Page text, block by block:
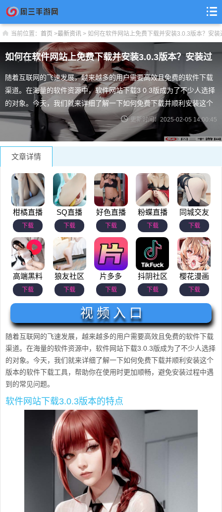
当前位置： 首页 >最新资讯 > 如何在软件网站上免费下载并安装3.0.3版本？安
如何在软件网站上免费下载并安装3.0.3版本？安装过
程中的常见问题及解决方法
随着互联网的飞速发展，越来越多的用户需要高效且免费的软件下载
渠道。在海量的软件资源中，软件网站下载3 0 3版成为了不少人选择
的对象。今天，我们就来详细了解一下如何免费下载并顺利安装这个
版本的软件下载工具，帮助你在使用时更加顺畅，避免安装过程中遇
到的常见问题。 软件网站下载3 0 3版本的特点 软件网站下载3 0 3版
相较于其他版本，有着许多独特的优势。这个版本支持各种操作系
统，兼容性强，能够适
更新时间：2025-02-05 14:00:45
文章详情
柑橘直播
下载
SQ直播
下载
好色直播
下载
粉蝶直播
下载
同城交友
下载
高端黑料
下载
狼友社区
下载
片多多
下载
抖阴社区
下载
樱花漫画
下载
视 频 入 口
随着互联网的飞速发展，越来越多的用户需要高效且免费的软件下载
渠道。在海量的软件资源中，软件网站下载3.0.3版成为了不少人选择
的对象。今天，我们就来详细了解一下如何免费下载并顺利安装这个
版本的软件下载工具，帮助你在使用时更加顺畅，避免安装过程中遇
到的常见问题。
软件网站下载3.0.3版本的特点